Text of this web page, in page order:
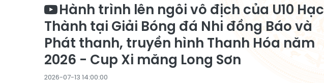
Hành trình lên ngôi vô địch của U10 Hạc
Thành tại Giải Bóng đá Nhi đồng Báo và
Phát thanh, truyền hình Thanh Hóa năm
2026 - Cup Xi măng Long Sơn
2026-07-13 14:00:00